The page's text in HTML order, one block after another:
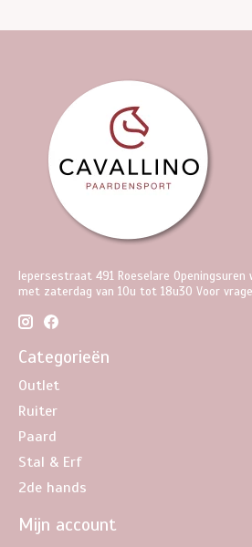
Iepersestraat 491 Roeselare
met zaterdag van 10u tot 18u30 Voor
Categorieën
Outlet
Ruiter
Paard
Stal & Erf
2de hands
Mijn account